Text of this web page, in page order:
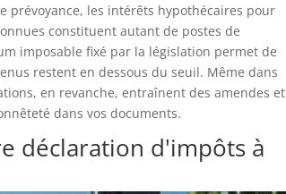
prévoyance, les intérêts hypothécaires pour
constituent autant de postes de
imposable fixé par la législation permet de
restent en dessous du seuil. Même dans
en revanche, entraînent des amendes et
dans vos documents.
déclaration d'impôts à